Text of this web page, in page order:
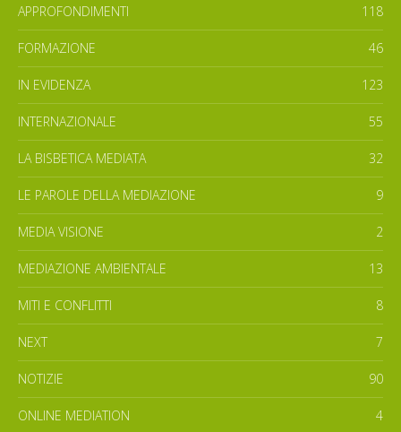
APPROFONDIMENTI 118
FORMAZIONE 46
IN EVIDENZA 123
INTERNAZIONALE 55
LA BISBETICA MEDIATA 32
LE PAROLE DELLA MEDIAZIONE 9
MEDIA VISIONE 2
MEDIAZIONE AMBIENTALE 13
MITI E CONFLITTI 8
NEXT 7
NOTIZIE 90
ONLINE MEDIATION 4